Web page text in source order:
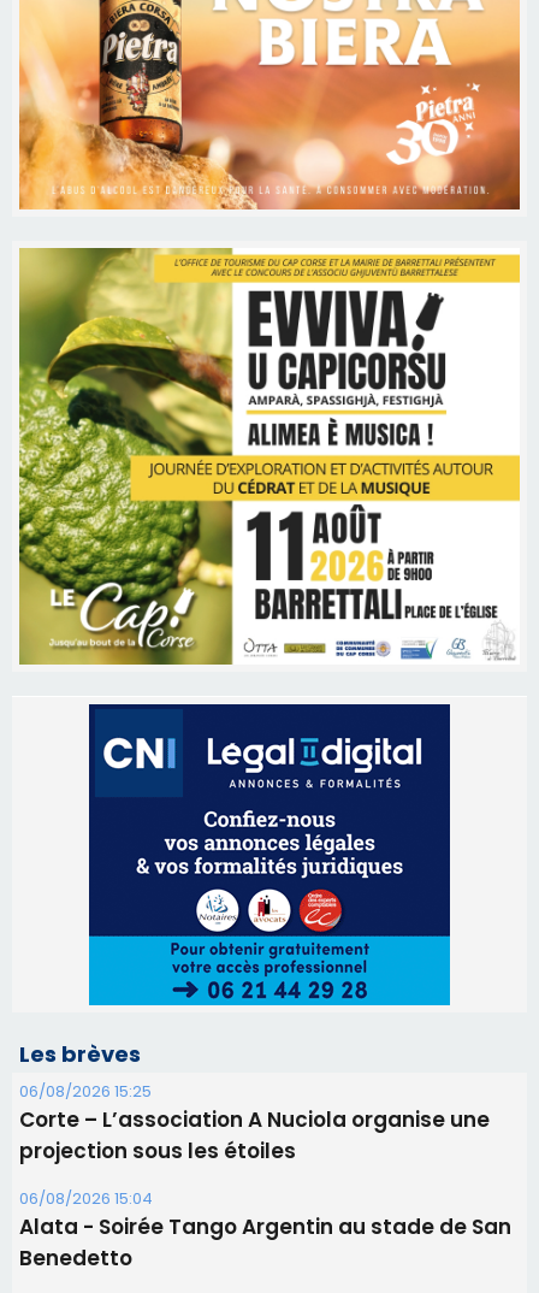
Les brèves
06/08/2026 15:25
Corte – L’association A Nuciola organise une
projection sous les étoiles
06/08/2026 15:04
Alata - Soirée Tango Argentin au stade de San
Benedetto